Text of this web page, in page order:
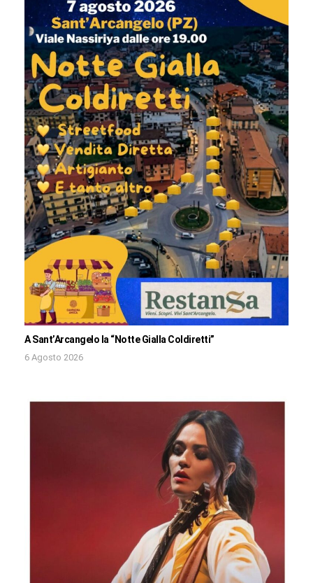
A Sant’Arcangelo la “Notte Gialla Coldiretti”
6 Agosto 2026